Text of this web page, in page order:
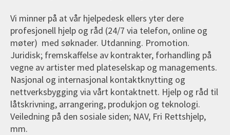
Vi minner på at vår hjelpedesk ellers yter dere
profesjonell hjelp og råd (24/7 via telefon, online og
møter) med søknader. Utdanning. Promotion.
Juridisk; fremskaffelse av kontrakter, forhandling på
vegne av artister med plateselskap og managements.
Nasjonal og internasjonal kontaktknytting og
nettverksbygging via vårt kontaktnett. Hjelp og råd til
låtskrivning, arrangering, produkjon og teknologi.
Veiledning på den sosiale siden; NAV, Fri Rettshjelp,
mm.